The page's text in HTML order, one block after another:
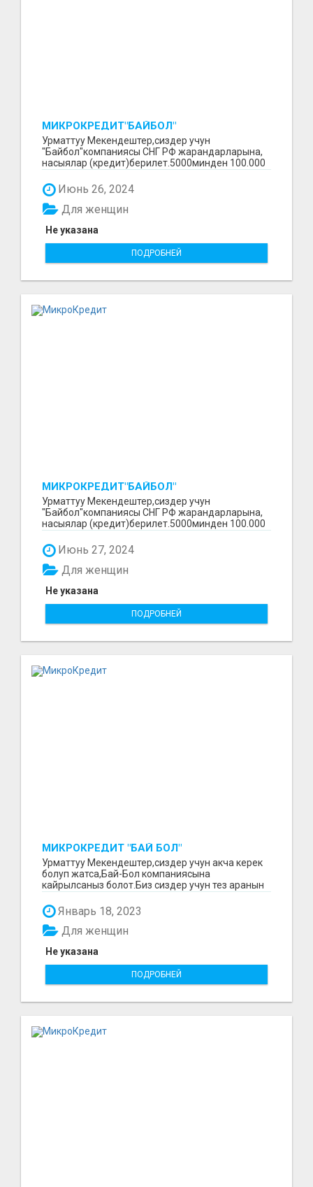
МИКРОКРЕДИТ"БАЙБОЛ"
Урматтуу Мекендештер,сиздер учун
"Байбол"компаниясы СНГ РФ жарандарларына,
насыялар (кредит)берилет.5000минден 100.000
Июнь 26, 2024
Не указана
Для женщин
ПОДРОБНЕЙ
МИКРОКРЕДИТ"БАЙБОЛ"
Урматтуу Мекендештер,сиздер учун
"Байбол"компаниясы СНГ РФ жарандарларына,
насыялар (кредит)берилет.5000минден 100.000
Июнь 27, 2024
Не указана
Для женщин
ПОДРОБНЕЙ
МИКРОКРЕДИТ "БАЙ БОЛ"
Урматтуу Мекендештер,сиздер учун акча керек
болуп жатса,Бай-Бол компаниясына
кайрылсаныз болот.Биз сиздер учун тез аранын
Январь 18, 2023
Не указана
Для женщин
ПОДРОБНЕЙ